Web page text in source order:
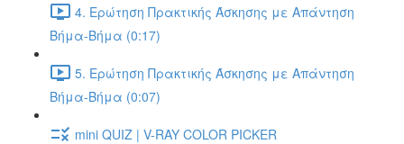
4. Ερώτηση Πρακτικής Άσκησης με Απάντηση
Βήμα-Βήμα (0:17)
5. Ερώτηση Πρακτικής Άσκησης με Απάντηση
Βήμα-Βήμα (0:07)
mini QUIZ | V-RAY COLOR PICKER